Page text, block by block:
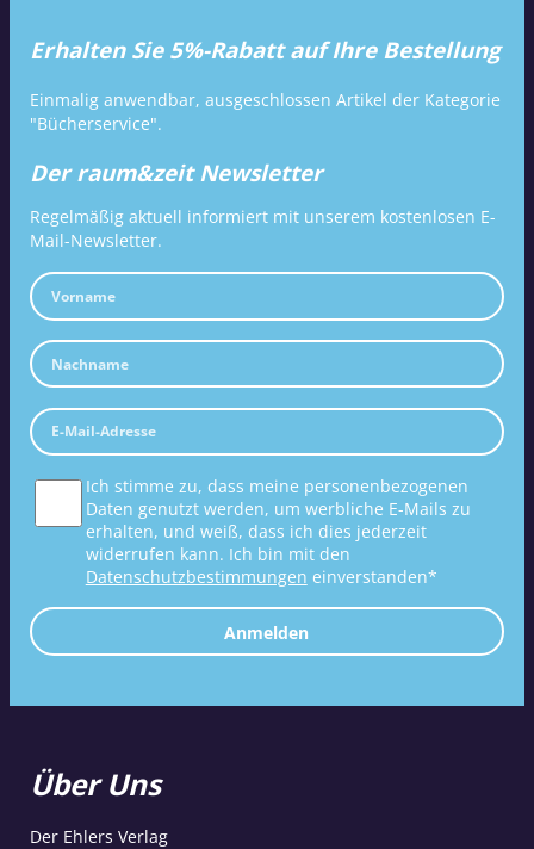
Erhalten Sie 5%-Rabatt auf Ihre Bestellung
Einmalig anwendbar, ausgeschlossen Artikel der Kategorie
"Bücherservice".
Der raum&zeit Newsletter
Regelmäßig aktuell informiert mit unserem kostenlosen E-
Mail-Newsletter.
Ich stimme zu, dass meine personenbezogenen
Daten genutzt werden, um werbliche E-Mails zu
erhalten, und weiß, dass ich dies jederzeit
widerrufen kann. Ich bin mit den
Datenschutzbestimmungen einverstanden*
Anmelden
Über Uns
Der Ehlers Verlag